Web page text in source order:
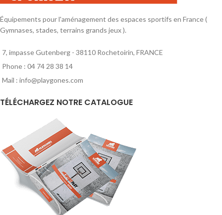
Équipements pour l'aménagement des espaces sportifs en France (
Gymnases, stades, terrains grands jeux ).
7, impasse Gutenberg - 38110 Rochetoirin, FRANCE
Phone : 04 74 28 38 14
Mail : info@playgones.com
TÉLÉCHARGEZ NOTRE CATALOGUE